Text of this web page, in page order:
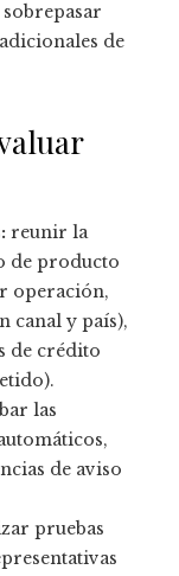
de
reunir la
de producto
operación,
canal y país),
de crédito
las
de aviso
pruebas